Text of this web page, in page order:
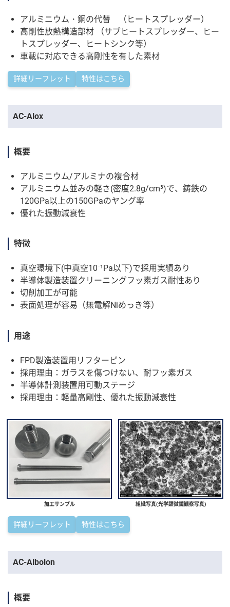
アルミニウム・銅の代替 （ヒートスプレッダー）
高剛性放熱構造部材 （サブヒートスプレッダー、ヒー
トスプレッダー、ヒートシンク等）
車載に対応できる高剛性を有した素材
詳細リーフレット 特性はこちら
AC-Alox
概要
アルミニウム/アルミナの複合材
アルミニウム並みの軽さ(密度2.8g/cm³)で、鋳鉄の
120GPa以上の150GPaのヤング率
優れた振動減衰性
特徴
真空環境下(中真空10⁻¹Pa以下)で採用実績あり
半導体製造装置クリーニングフッ素ガス耐性あり
切削加工が可能
表面処理が容易（無電解Niめっき等）
用途
FPD製造装置用リフターピン
採用理由：ガラスを傷つけない、耐フッ素ガス
半導体計測装置用可動ステージ
採用理由：軽量高剛性、優れた振動減衰性
加工サンプル 組織写真(光学顕微鏡観察写真)
詳細リーフレット 特性はこちら
AC-Albolon
概要